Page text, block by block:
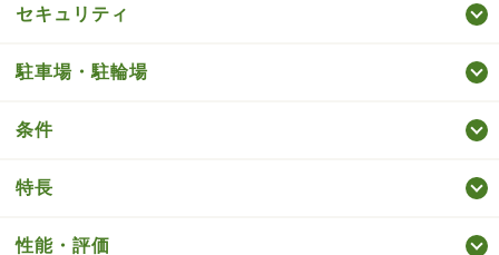
セキュリティ
駐車場・駐輪場
条件
特長
性能・評価